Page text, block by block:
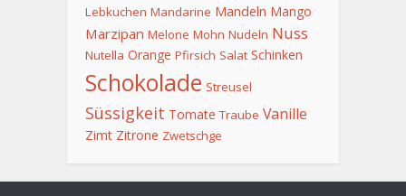
Lebkuchen Mandarine Mandeln Mango
Marzipan Melone Mohn Nudeln Nuss
Nutella Orange Pfirsich Salat Schinken
Schokolade Streusel
Süssigkeit Tomate Traube Vanille
Zimt Zitrone Zwetschge